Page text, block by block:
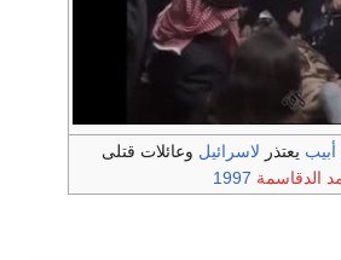
يعتذر لاسرائيل وعائلات قتلى
الدقاسمة 1997